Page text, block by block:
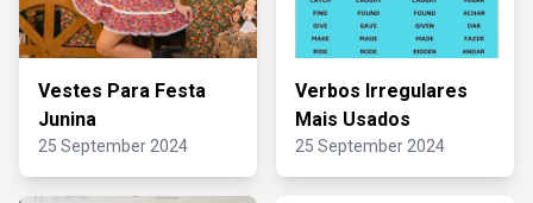
Vestes Para Festa
Junina
25 September 2024
Verbos Irregulares
Mais Usados
25 September 2024